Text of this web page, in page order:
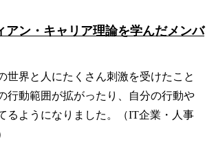
アン・キャリア理論を学んだメンバ
世界と人にたくさん刺激を受けたこと
行動範囲が拡がったり、自分の行動や
るようになりました。（IT企業・人事